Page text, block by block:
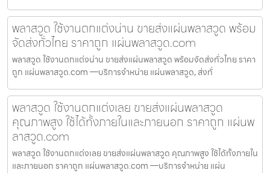
พลาสวูด ใช้งานตกแต่งน่าน ขายส่งแผ่นพลาสวูด พร้อม
จัดส่งทั่วไทย ราคาถูก แผ่นพลาสวูด.com
พลาสวูด ใช้งานตกแต่งน่าน ขายส่งแผ่นพลาสวูด พร้อมจัดส่งทั่วไทย ราคา
ถูก แผ่นพลาสวูด.com —บริการจำหน่าย แผ่นพลาสวูด, ส่งทั่
พลาสวูด ใช้งานตกแต่งเลย ขายส่งแผ่นพลาสวูด
คุณภาพสูง ใช้ได้ทั้งภายในและภายนอก ราคาถูก แผ่นพ
ลาสวูด.com
พลาสวูด ใช้งานตกแต่งเลย ขายส่งแผ่นพลาสวูด คุณภาพสูง ใช้ได้ทั้งภายใน
และภายนอก ราคาถูก แผ่นพลาสวูด.com —บริการจำหน่าย แผ่น